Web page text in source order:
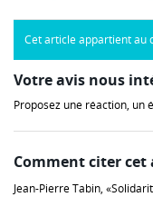
Cet article appartient au
Votre avis nous
Proposez une réaction, un
Comment citer cet
Jean-Pierre Tabin,